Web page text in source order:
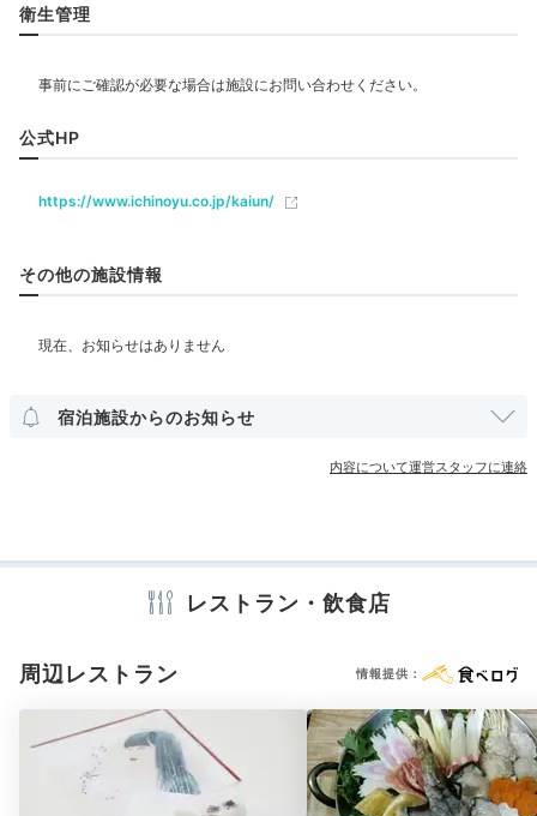
テーブル席の食事処で頂く夕食は、創作和食です。時期
煮」等 を楽しめるプランが登場することも。ハンバーグ
す。
ておいしかったです。
子どもは離乳食とジュースが無料
Freetime
20:00
リラクゼーション
キッズスペース
部屋情報
冷蔵庫 スリッパ セーフティボックス
電気ポット
※設備・アメニティは、確認が取れている情報を表示しています。
衛生管理
公式HP
https://www.ichinoyu.co.jp/kaiun/
その他の施設情報
宿泊施設からのお知らせ
内容について運営スタッフに連絡
レストラン・飲食店
周辺レストラン 情報提供：